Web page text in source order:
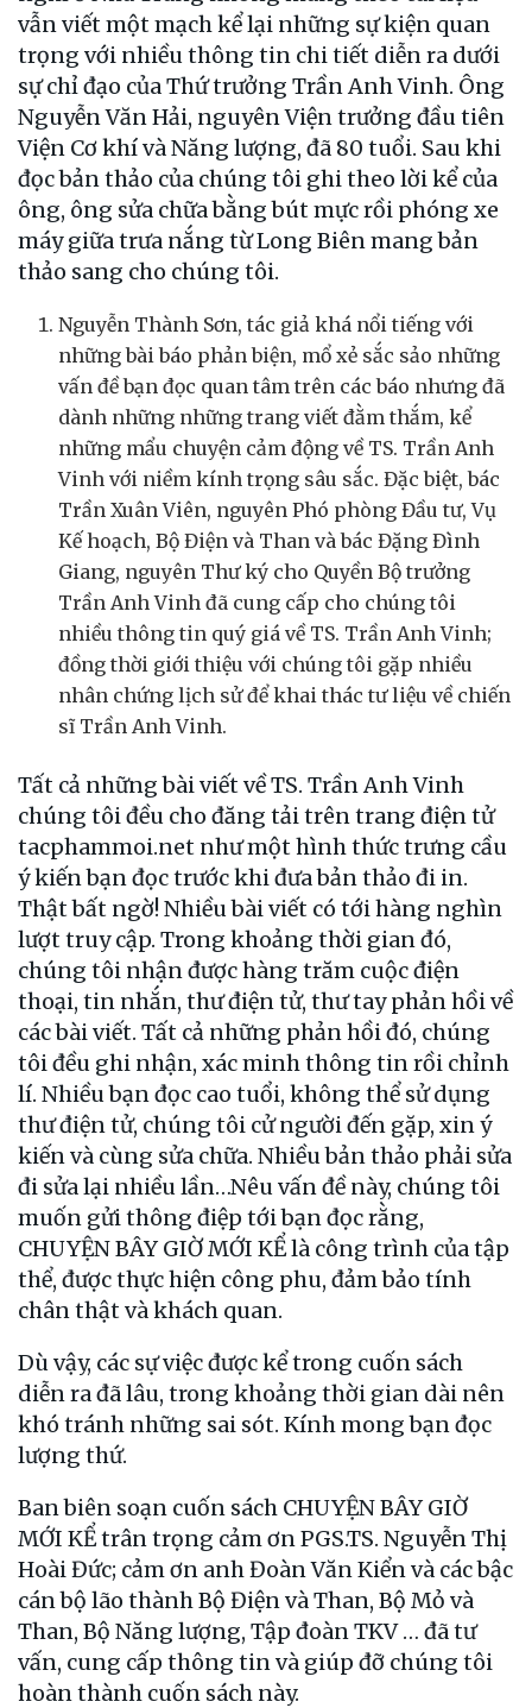
vẫn viết một mạch kể lại những sự kiện quan
trọng với nhiều thông tin chi tiết diễn ra dưới
sự chỉ đạo của Thứ trưởng Trần Anh Vinh. Ông
Nguyễn Văn Hải, nguyên Viện trưởng đầu tiên
Viện Cơ khí và Năng lượng, đã 80 tuổi. Sau khi
đọc bản thảo của chúng tôi ghi theo lời kể của
ông, ông sửa chữa bằng bút mực rồi phóng xe
máy giữa trưa nắng từ Long Biên mang bản
thảo sang cho chúng tôi.
Nguyễn Thành Sơn, tác giả khá nổi tiếng với
những bài báo phản biện, mổ xẻ sắc sảo những
vấn đề bạn đọc quan tâm trên các báo nhưng đã
dành những những trang viết đằm thắm, kể
những mẩu chuyện cảm động về TS. Trần Anh
Vinh với niềm kính trọng sâu sắc. Đặc biệt, bác
Trần Xuân Viên, nguyên Phó phòng Đầu tư, Vụ
Kế hoạch, Bộ Điện và Than và bác Đặng Đình
Giang, nguyên Thư ký cho Quyền Bộ trưởng
Trần Anh Vinh đã cung cấp cho chúng tôi
nhiều thông tin quý giá về TS. Trần Anh Vinh;
đồng thời giới thiệu với chúng tôi gặp nhiều
nhân chứng lịch sử để khai thác tư liệu về chiến
sĩ Trần Anh Vinh.
Tất cả những bài viết về TS. Trần Anh Vinh
chúng tôi đều cho đăng tải trên trang điện tử
tacphammoi.net như một hình thức trưng cầu
ý kiến bạn đọc trước khi đưa bản thảo đi in.
Thật bất ngờ! Nhiều bài viết có tới hàng nghìn
lượt truy cập. Trong khoảng thời gian đó,
chúng tôi nhận được hàng trăm cuộc điện
thoại, tin nhắn, thư điện tử, thư tay phản hồi về
các bài viết. Tất cả những phản hồi đó, chúng
tôi đều ghi nhận, xác minh thông tin rồi chỉnh
lí. Nhiều bạn đọc cao tuổi, không thể sử dụng
thư điện tử, chúng tôi cử người đến gặp, xin ý
kiến và cùng sửa chữa. Nhiều bản thảo phải sửa
đi sửa lại nhiều lần…Nêu vấn đề này, chúng tôi
muốn gửi thông điệp tới bạn đọc rằng,
CHUYỆN BÂY GIỜ MỚI KỂ là công trình của tập
thể, được thực hiện công phu, đảm bảo tính
chân thật và khách quan.
Dù vậy, các sự việc được kể trong cuốn sách
diễn ra đã lâu, trong khoảng thời gian dài nên
khó tránh những sai sót. Kính mong bạn đọc
lượng thứ.
Ban biên soạn cuốn sách CHUYỆN BÂY GIỜ
MỚI KỂ trân trọng cảm ơn PGS.TS. Nguyễn Thị
Hoài Đức; cảm ơn anh Đoàn Văn Kiển và các bậc
cán bộ lão thành Bộ Điện và Than, Bộ Mỏ và
Than, Bộ Năng lượng, Tập đoàn TKV … đã tư
vấn, cung cấp thông tin và giúp đỡ chúng tôi
hoàn thành cuốn sách này.